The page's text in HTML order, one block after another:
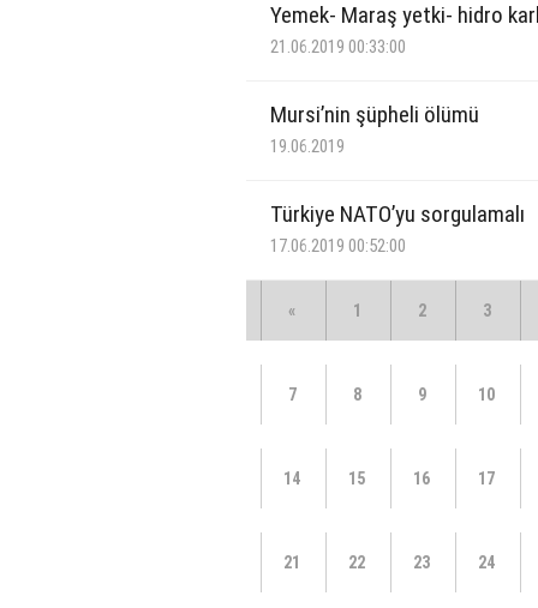
Yemek- Maraş yetki- hidro
21.06.2019 00:33:00
Mursi’nin şüpheli ölümü
19.06.2019
Türkiye NATO’yu sorgulamalı
17.06.2019 00:52:00
« 1 2 3
7 8 9 10
14 15 16 17
21 22 23 24